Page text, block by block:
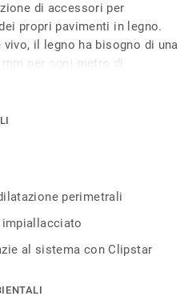
di accessori per
propri pavimenti in legno.
il legno ha bisogno di una
per ogni metro di
pavimento e la parete o
o profili. I profili possono
viti, adesivi o con Clipstar. I
sono disponibili in
sistema Clipstar è
il battiscopa viene
possono pertanto
perimetrali
al sistema con Clipstar